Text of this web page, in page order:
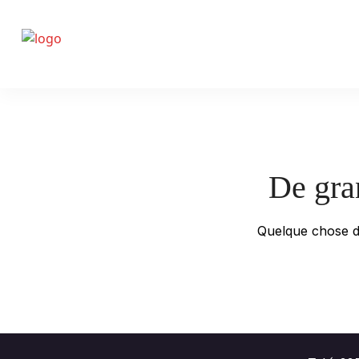
De
Quelque chose